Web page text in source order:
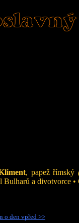
, papež římský
Bulharů a divotvorce
o den vpřed >>